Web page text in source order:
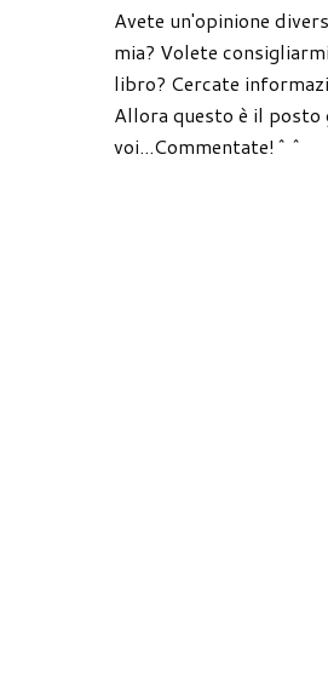
Avete un'opinione
mia? Volete
libro? Cercate
Allora questo è il posto
voi...Commentate!^^